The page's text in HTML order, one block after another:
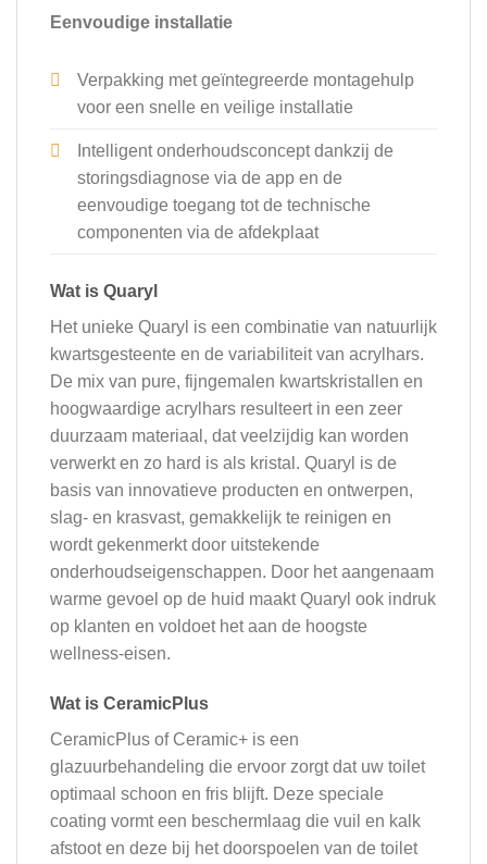
Eenvoudige installatie
Verpakking met geïntegreerde montagehulp
voor een snelle en veilige installatie
Intelligent onderhoudsconcept dankzij de
storingsdiagnose via de app en de
eenvoudige toegang tot de technische
componenten via de afdekplaat
Wat is Quaryl
Het unieke Quaryl is een combinatie van natuurlijk
kwartsgesteente en de variabiliteit van acrylhars.
De mix van pure, fijngemalen kwartskristallen en
hoogwaardige acrylhars resulteert in een zeer
duurzaam materiaal, dat veelzijdig kan worden
verwerkt en zo hard is als kristal. Quaryl is de
basis van innovatieve producten en ontwerpen,
slag- en krasvast, gemakkelijk te reinigen en
wordt gekenmerkt door uitstekende
onderhoudseigenschappen. Door het aangenaam
warme gevoel op de huid maakt Quaryl ook indruk
op klanten en voldoet het aan de hoogste
wellness-eisen.
Wat is CeramicPlus
CeramicPlus of Ceramic+ is een
glazuurbehandeling die ervoor zorgt dat uw toilet
optimaal schoon en fris blijft. Deze speciale
coating vormt een beschermlaag die vuil en kalk
afstoot en deze bij het doorspoelen van de toilet